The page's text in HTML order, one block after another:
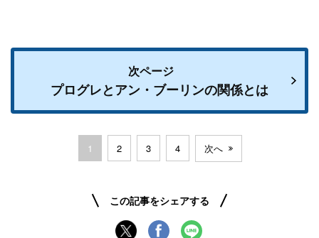
次ページ
プログレとアン・ブーリンの関係とは
1 2 3 4 次へ
この記事をシェアする